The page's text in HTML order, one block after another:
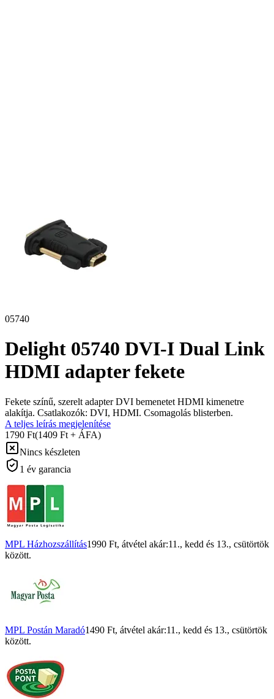
05740
Delight 05740 DVI-I Dual Link
HDMI adapter fekete
Fekete színű, szerelt adapter DVI bemenetet HDMI kimenetre
alakítja. Csatlakozók: DVI, HDMI. Csomagolás blisterben.
A teljes leírás megjelenítése
1790 Ft(1409 Ft + ÁFA)
Nincs készleten
1 év garancia
MPL Házhozszállítás1990 Ft, átvétel akár:11., kedd és 13., csütörtök
között.
MPL Postán Maradó1490 Ft, átvétel akár:11., kedd és 13., csütörtök
között.